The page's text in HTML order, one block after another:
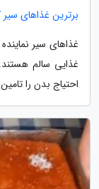
برترین غذاهای سیر
غذاهای سیر
غذایی سالم
احتیاج بدن را